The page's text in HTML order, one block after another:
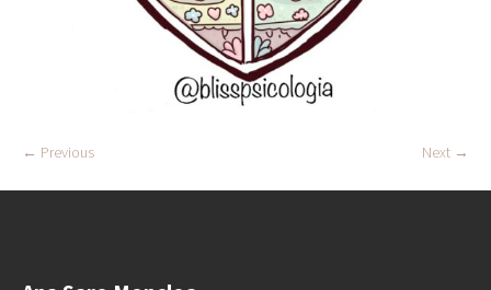
← Previous Next →